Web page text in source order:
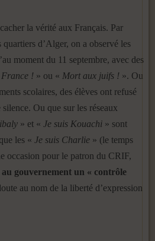
la vérité aux Français. Par
quartiers d’Alger, on a observé les
moment du 11 septembre, avec des
! » ou « Mort aux juifs ! ». Ou
scolaires, des élèves ont refusé
Ou que sur les réseaux
» et « Je suis Kouachi » sont
les « Je suis Charlie » (le temps
occasion pour le patron du CRIF,
gouvernement un « contrôle
au nom de la liberté d’expression